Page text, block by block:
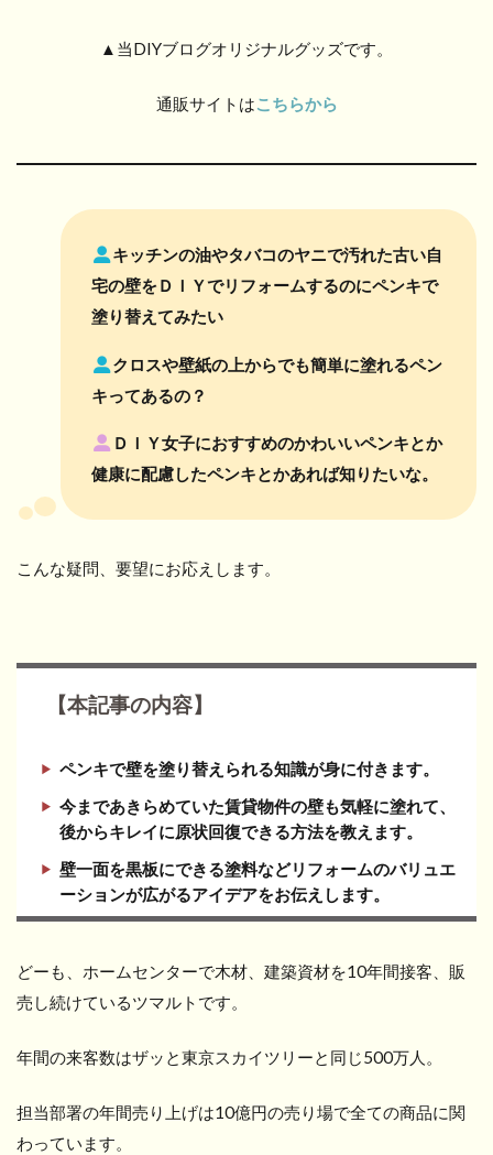
▲当DIYブログオリジナルグッズです。
通販サイトは こちらから
キッチンの油やタバコのヤニで汚れた古い自
宅の壁をＤＩＹでリフォームするのにペンキで
塗り替えてみたい
クロスや壁紙の上からでも簡単に塗れるペン
キってあるの？
ＤＩＹ女子におすすめのかわいいペンキとか
健康に配慮したペンキとかあれば知りたいな。
こんな疑問、要望にお応えします。
【本記事の内容】
ペンキで壁を塗り替えられる知識が身に付きます。
今まであきらめていた賃貸物件の壁も気軽に塗れて、
後からキレイに原状回復できる方法を教えます。
壁一面を黒板にできる塗料などリフォームのバリュエ
ーションが広がるアイデアをお伝えします。
どーも、ホームセンターで木材、建築資材を10年間接客、販
売し続けているツマルトです。
年間の来客数はザッと東京スカイツリーと同じ500万人。
担当部署の年間売り上げは10億円の売り場で全ての商品に関
わっています。